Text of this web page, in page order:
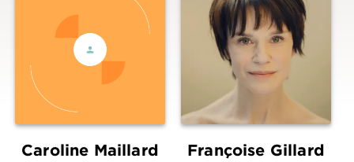
Caroline Maillard Françoise Gillard